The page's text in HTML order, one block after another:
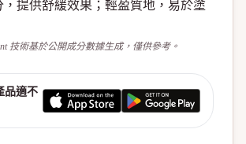
，提供舒緩效果；輕盈質地，易於塗
技術基於公開成分數據生成，僅供參考。
品適不